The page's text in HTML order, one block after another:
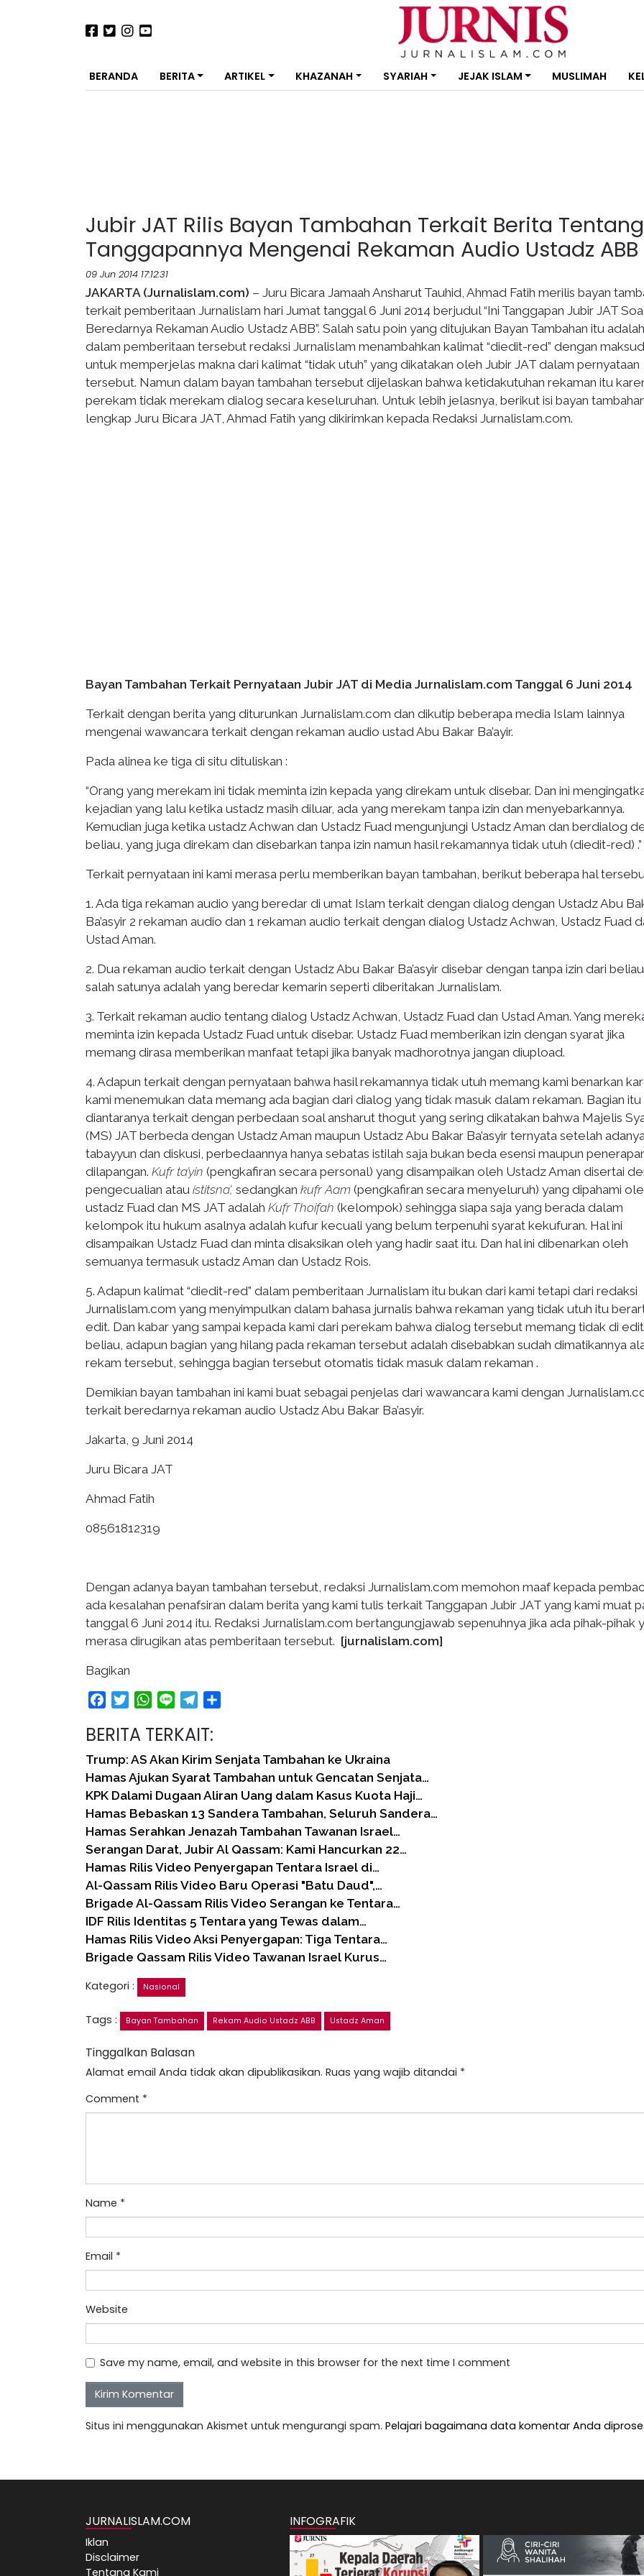
BERANDA BERITA ARTIKEL KHAZANAH SYARIAH JEJAK ISLAM MUSLIMAH
Jubir JAT Rilis Bayan Tambahan Terkait Berita Tentang
Tanggapannya Mengenai Rekaman Audio Ustadz ABB
09 Jun 2014 17:12:31
JAKARTA (Jurnalislam.com) – Juru Bicara Jamaah Ansharut Tauhid, Ahmad Fatih merilis bayan
terkait pemberitaan Jurnalislam hari Jumat tanggal 6 Juni 2014 berjudul “Ini Tanggapan Jubir JAT
Beredarnya Rekaman Audio Ustadz ABB”. Salah satu poin yang ditujukan Bayan Tambahan itu adalah
dalam pemberitaan tersebut redaksi Jurnalislam menambahkan kalimat “diedit-red” dengan maksud
untuk memperjelas makna dari kalimat “tidak utuh” yang dikatakan oleh Jubir JAT dalam pernyataan
tersebut. Namun dalam bayan tambahan tersebut dijelaskan bahwa ketidakutuhan rekaman itu
perekam tidak merekam dialog secara keseluruhan. Untuk lebih jelasnya, berikut isi bayan
lengkap Juru Bicara JAT, Ahmad Fatih yang dikirimkan kepada Redaksi Jurnalislam.com.
Bayan Tambahan Terkait Pernyataan Jubir JAT di Media Jurnalislam.com Tanggal 6 Juni 2014
Terkait dengan berita yang diturunkan Jurnalislam.com dan dikutip beberapa media Islam lainnya
mengenai wawancara terkait dengan rekaman audio ustad Abu Bakar Ba’ayir.
Pada alinea ke tiga di situ dituliskan :
“Orang yang merekam ini tidak meminta izin kepada yang direkam untuk disebar. Dan ini
kejadian yang lalu ketika ustadz masih diluar, ada yang merekam tanpa izin dan menyebarkannya.
Kemudian juga ketika ustadz Achwan dan Ustadz Fuad mengunjungi Ustadz Aman dan berdialog
beliau, yang juga direkam dan disebarkan tanpa izin namun hasil rekamannya tidak utuh (diedit-red) .”
Terkait pernyataan ini kami merasa perlu memberikan bayan tambahan, berikut beberapa hal
1. Ada tiga rekaman audio yang beredar di umat Islam terkait dengan dialog dengan Ustadz Abu
Ba’asyir 2 rekaman audio dan 1 rekaman audio terkait dengan dialog Ustadz Achwan, Ustadz Fuad
Ustad Aman.
2. Dua rekaman audio terkait dengan Ustadz Abu Bakar Ba’asyir disebar dengan tanpa izin dari
salah satunya adalah yang beredar kemarin seperti diberitakan Jurnalislam.
3. Terkait rekaman audio tentang dialog Ustadz Achwan, Ustadz Fuad dan Ustad Aman. Yang
meminta izin kepada Ustadz Fuad untuk disebar. Ustadz Fuad memberikan izin dengan syarat jika
memang dirasa memberikan manfaat tetapi jika banyak madhorotnya jangan diupload.
4. Adapun terkait dengan pernyataan bahwa hasil rekamannya tidak utuh memang kami benarkan
kami menemukan data memang ada bagian dari dialog yang tidak masuk dalam rekaman. Bagian itu
diantaranya terkait dengan perbedaan soal ansharut thogut yang sering dikatakan bahwa Majelis
(MS) JAT berbeda dengan Ustadz Aman maupun Ustadz Abu Bakar Ba’asyir ternyata setelah
tabayyun dan diskusi, perbedaannya hanya sebatas istilah saja bukan beda esensi maupun
dilapangan. Kufr ta’yin (pengkafiran secara personal) yang disampaikan oleh Ustadz Aman disertai
pengecualian atau istitsna’, sedangkan kufr Aam (pengkafiran secara menyeluruh) yang dipahami
ustadz Fuad dan MS JAT adalah Kufr Thoifah (kelompok) sehingga siapa saja yang berada dalam
kelompok itu hukum asalnya adalah kufur kecuali yang belum terpenuhi syarat kekufuran. Hal ini
disampaikan Ustadz Fuad dan minta disaksikan oleh yang hadir saat itu. Dan hal ini dibenarkan oleh
semuanya termasuk ustadz Aman dan Ustadz Rois.
5. Adapun kalimat “diedit-red” dalam pemberitaan Jurnalislam itu bukan dari kami tetapi dari redaksi
Jurnalislam.com yang menyimpulkan dalam bahasa jurnalis bahwa rekaman yang tidak utuh itu
edit. Dan kabar yang sampai kepada kami dari perekam bahwa dialog tersebut memang tidak di
beliau, adapun bagian yang hilang pada rekaman tersebut adalah disebabkan sudah dimatikannya
rekam tersebut, sehingga bagian tersebut otomatis tidak masuk dalam rekaman .
Demikian bayan tambahan ini kami buat sebagai penjelas dari wawancara kami dengan
terkait beredarnya rekaman audio Ustadz Abu Bakar Ba’asyir.
Jakarta, 9 Juni 2014
Juru Bicara JAT
Ahmad Fatih
08561812319
Dengan adanya bayan tambahan tersebut, redaksi Jurnalislam.com memohon maaf kepada
ada kesalahan penafsiran dalam berita yang kami tulis terkait Tanggapan Jubir JAT yang kami muat
tanggal 6 Juni 2014 itu. Redaksi Jurnalislam.com bertangungjawab sepenuhnya jika ada pihak-pihak
merasa dirugikan atas pemberitaan tersebut. [jurnalislam.com]
Bagikan
FacebookTwitterWhatsApp
Line Telegram
BERITA TERKAIT:
Trump: AS Akan Kirim Senjata Tambahan ke Ukraina
Hamas Ajukan Syarat Tambahan untuk Gencatan Senjata…
KPK Dalami Dugaan Aliran Uang dalam Kasus Kuota Haji…
Hamas Bebaskan 13 Sandera Tambahan, Seluruh Sandera…
Hamas Serahkan Jenazah Tambahan Tawanan Israel…
Serangan Darat, Jubir Al Qassam: Kami Hancurkan 22…
Hamas Rilis Video Penyergapan Tentara Israel di…
Al-Qassam Rilis Video Baru Operasi "Batu Daud",…
Brigade Al-Qassam Rilis Video Serangan ke Tentara…
IDF Rilis Identitas 5 Tentara yang Tewas dalam…
Hamas Rilis Video Aksi Penyergapan: Tiga Tentara…
Brigade Qassam Rilis Video Tawanan Israel Kurus…
Kategori :
Nasional
Tags : Bayan Tambahan Rekam Audio Ustadz ABB Ustadz Aman
Tinggalkan Balasan
Alamat email Anda tidak akan dipublikasikan. Ruas yang wajib ditandai *
Comment *
Name *
Email *
Website
Save my name, email, and website in this browser for the next time I comment
Situs ini menggunakan Akismet untuk mengurangi spam. Pelajari bagaimana data komentar Anda
JURNALISLAM.COM
Iklan
Disclaimer
Tentang Kami
INFOGRAFIK